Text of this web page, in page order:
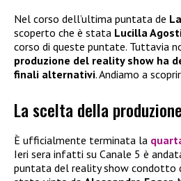
Nel corso dell’ultima puntata de
scoperto che è stata Lucilla
corso di queste puntate. Tuttavia
produzione del reality show ha
finali alternativi. Andiamo a
La scelta della
È ufficialmente terminata la
Ieri sera infatti su Canale 5 è
puntata del reality show condotto